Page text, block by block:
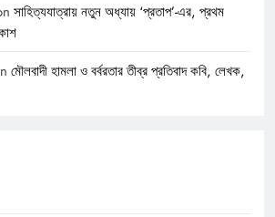
সাহিত্যযাত্রায় নতুন অধ্যায় ‘প্রতাপ’-এর, প্রথম
মৌলবাদী হামলা ও বর্বরতার তীব্র প্রতিবাদ কবি, লেখক,